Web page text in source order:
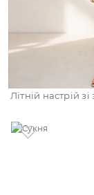
Літній настрій